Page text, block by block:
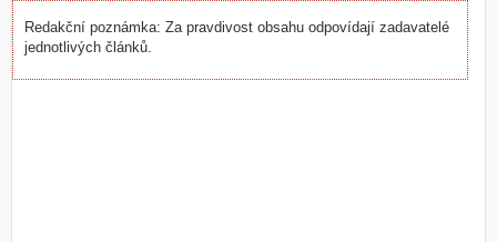
Redakční poznámka: Za pravdivost obsahu odpovídají zadavatelé
jednotlivých článků.